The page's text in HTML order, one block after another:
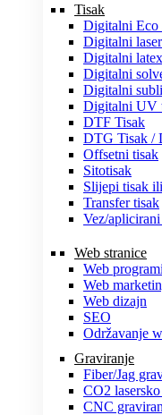
Tisak
Digitalni Eco
Digitalni
Digitalni
Digitalni
Digitalni
Digitalni UV
DTF Tisak
DTG Tisak /
Offsetni tisak
Sitotisak
Slijepi tisak
Transfer tisak
Vez/
Web stranice
Web
Web
Web dizajn
SEO
Održavanje
Graviranje
Fiber/Jag
CO2
CNC